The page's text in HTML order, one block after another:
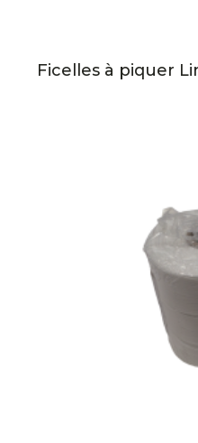
Ficelles à piquer